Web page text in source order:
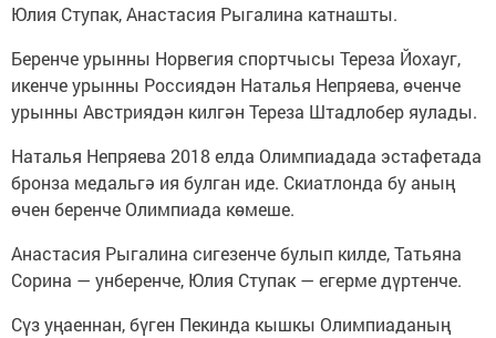
Юлия Ступак, Анастасия Рыгалина катнашты.
Беренче урынны Норвегия спортчысы Тереза Йохауг,
икенче урынны Россиядән Наталья Непряева, өченче
урынны Австриядән килгән Тереза Штадлобер яулады.
Наталья Непряева 2018 елда Олимпиадада эстафетада
бронза медальгә ия булган иде. Скиатлонда бу аның
өчен беренче Олимпиада көмеше.
Анастасия Рыгалина сигезенче булып килде, Татьяна
Сорина — унберенче, Юлия Ступак — егерме дүртенче.
Сүз уңаеннан, бүген Пекинда кышкы Олимпиаданың